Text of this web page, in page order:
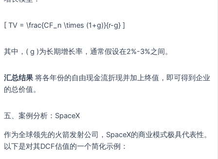
[ TV = \frac{CF_n \times (1+g)}{r-g} ]
其中，( g )为长期增长率，通常假设在2%-3%之间。
汇总结果 将各年份的自由现金流折现并加上终值，即可得到企业
的总价值。
五、案例分析：SpaceX
作为全球领先的火箭发射公司，SpaceX的商业模式极具代表性。
以下是对其DCF估值的一个简化示例：